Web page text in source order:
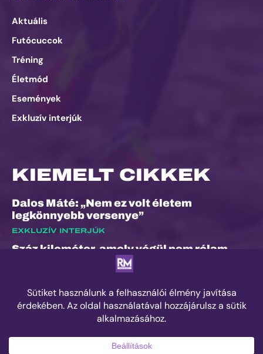
Aktuális
Futócuccok
Tréning
Életmód
Események
Exkluzív interjúk
KIEMELT CIKKEK
Dalos Máté: „Nem ez volt életem
legkönnyebb versenye”
EXKLUZÍV INTERJÚK
Száz kilométer, amely végül nem rólam
Kilian Jornet hiánya sem törheti meg a
Sierre-Zinal varázsát, izgalmas verseny
jöhet a négyezres csúcsok között
ESEMÉNYEK